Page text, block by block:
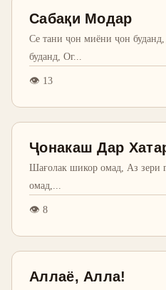
Сабақи Модар
Се тани ҷон миёни ҷон
буданд, Ог...
👁 13
Ҷонакаш Дар
Шағолак шикор омад, Аз зери
омад,
👁 8
Аллаё, Алла!